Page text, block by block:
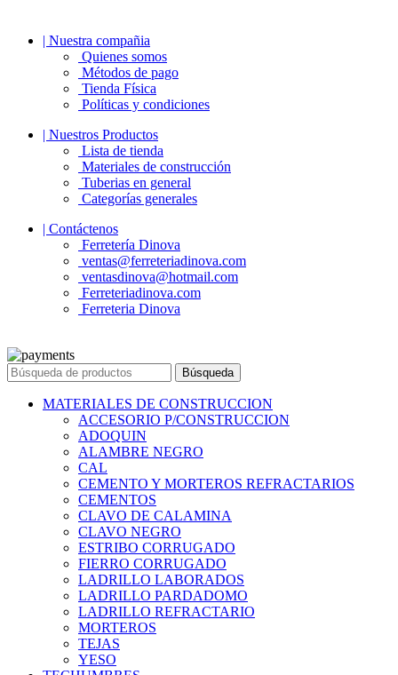
| Nuestra compañia
Quienes somos
Métodos de pago
Tienda Física
Políticas y condiciones
| Nuestros Productos
Lista de tienda
Materiales de construcción
Tuberias en general
Categorías generales
| Contáctenos
Ferretería Dinova
ventas@ferreteriadinova.com
ventasdinova@hotmail.com
Ferreteriadinova.com
Ferreteria Dinova
Búsqueda
MATERIALES DE CONSTRUCCION
ACCESORIO P/CONSTRUCCION
ADOQUIN
ALAMBRE NEGRO
CAL
CEMENTO Y MORTEROS REFRACTARIOS
CEMENTOS
CLAVO DE CALAMINA
CLAVO NEGRO
ESTRIBO CORRUGADO
FIERRO CORRUGADO
LADRILLO LABORADOS
LADRILLO PARDADOMO
LADRILLO REFRACTARIO
MORTEROS
TEJAS
YESO